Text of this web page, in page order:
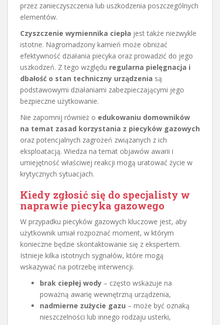
przez zanieczyszczenia lub uszkodzenia poszczególnych
elementów.
Czyszczenie wymiennika ciepła jest także niezwykle
istotne. Nagromadzony kamień może obniżać
efektywność działania piecyka oraz prowadzić do jego
uszkodzeń. Z tego względu regularna pielęgnacja i
dbałość o stan techniczny urządzenia są
podstawowymi działaniami zabezpieczającymi jego
bezpieczne użytkowanie.
Nie zapomnij również o edukowaniu domowników
na temat zasad korzystania z piecyków gazowych
oraz potencjalnych zagrożeń związanych z ich
eksploatacją. Wiedza na temat objawów awarii i
umiejętność właściwej reakcji mogą uratować życie w
krytycznych sytuacjach.
Kiedy zgłosić się do specjalisty w
naprawie piecyka gazowego
W przypadku piecyków gazowych kluczowe jest, aby
użytkownik umiał rozpoznać moment, w którym
konieczne będzie skontaktowanie się z ekspertem.
Istnieje kilka istotnych sygnałów, które mogą
wskazywać na potrzebę interwencji.
brak ciepłej wody – często wskazuje na
poważną awarię wewnętrzną urządzenia,
nadmierne zużycie gazu – może być oznaką
nieszczelności lub innego rodzaju usterki,